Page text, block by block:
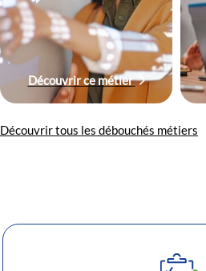
Découvrir ce métier
Découvrir tous les débouchés métiers